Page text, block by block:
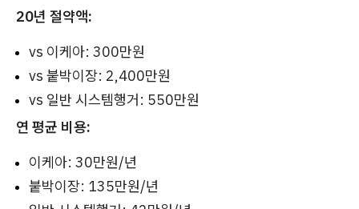
20년 절약액:
vs 이케아: 300만원
vs 붙박이장: 2,400만원
vs 일반 시스템행거: 550만원
연 평균 비용:
이케아: 30만원/년
붙박이장: 135만원/년